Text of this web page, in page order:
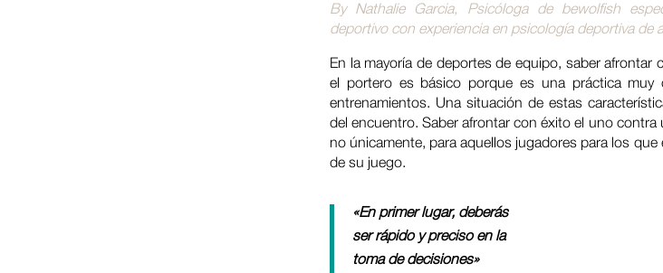
By Nathalie Garcia, Psicóloga de bewolfish
deportivo con experiencia en psicología deportiva de
En la mayoría de deportes de equipo, saber
el portero es básico porque es una práctica
entrenamientos. Una situación de estas
del encuentro. Saber afrontar con éxito el uno contra
no únicamente, para aquellos jugadores para los
de su juego.
«En primer lugar, deberás
ser rápido y preciso en la
toma de decisiones»